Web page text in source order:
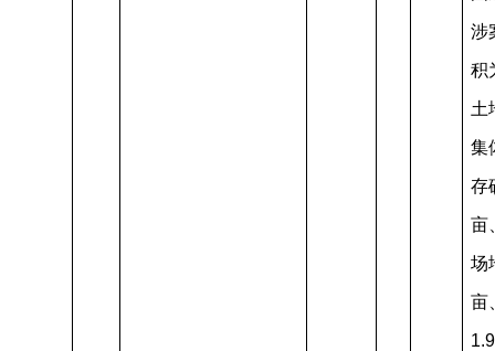
涉
积
土
集
存
亩
场
亩